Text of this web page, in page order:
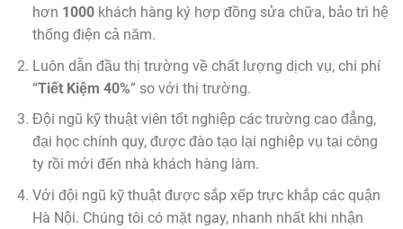
hơn 1000khách hàng ký hợp đồng sửa chữa, bảo trì hệ
thống điện cả năm.
Luôn dẫn đầu thị trường về chất lượng dịch vụ, chi phí
“Tiết Kiệm 40%” so với thị trường.
Đội ngũ kỹ thuật viên tốt nghiệp các trường cao đẳng,
đại học chính quy, được đào tạo lại nghiệp vụ tại công
ty rồi mới đến nhà khách hàng làm.
Với đội ngũ kỹ thuật được sắp xếp trực khắp các quận
Hà Nội. Chúng tôi có mặt ngay, nhanh nhất khi nhận